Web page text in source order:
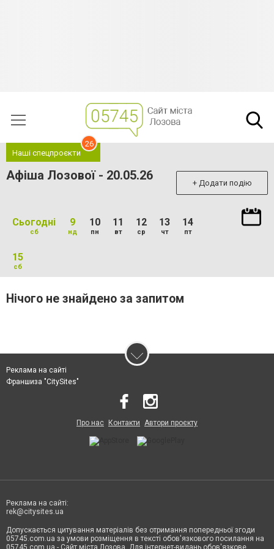
Наші спецпроєкти
26
Афіша Лозової - 20.05.26 + Додати подію
Сьогодні
сб
9
нд
10
пн
11
вт
12
ср
13
чт
14
пт
15
сб
Нічого не знайдено за запитом
Реклама на сайті
Франшиза "CitySites"
Про нас Контакти Автори проєкту
Реклама на сайті:
rek@citysites.ua
Допускається цитування матеріалів без отримання попередньої згоди
05745.com.ua за умови розміщення в тексті обов'язкового посилання на
05745.com.ua - Сайт міста Лозова. Для інтернет-видань обов'язкове